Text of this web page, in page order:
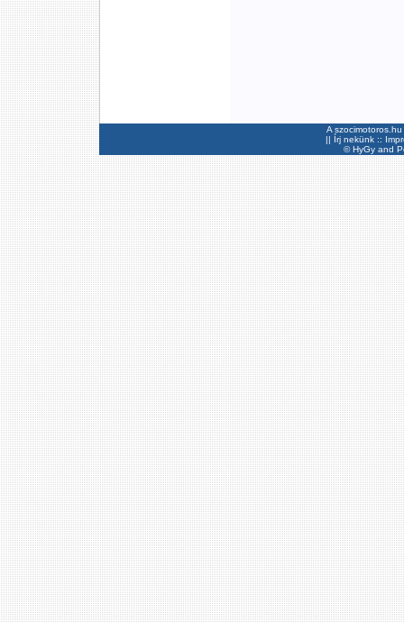
A
|| Írj nekünk ::
©HyGyand